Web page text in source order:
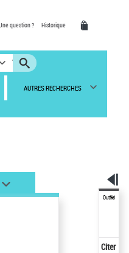
question ? Historique
AUTRES RECHERCHES
Outils
Citer